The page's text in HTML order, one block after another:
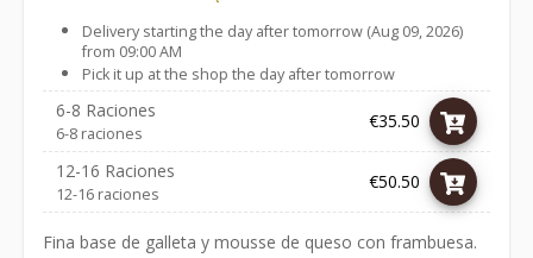
Delivery starting the day after tomorrow (Aug 09, 2026)
from 09:00 AM
Pick it up at the shop the day after tomorrow
6-8 Raciones
6-8 raciones
€35.50
12-16 Raciones
12-16 raciones
€50.50
Fina base de galleta y mousse de queso con frambuesa.